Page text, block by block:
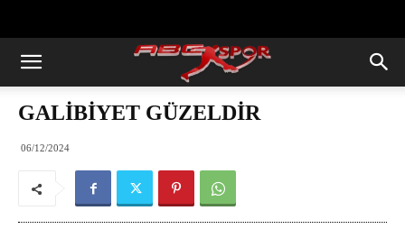
GALİBİYET GÜZELDİR
06/12/2024